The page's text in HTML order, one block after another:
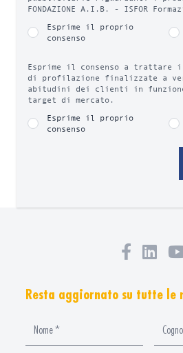
FONDAZIONE A.I.B. - ISFOR
Esprime il proprio
consenso
Esprime il consenso a
di profilazione finalizzate a
abitudini dei clienti in
target di mercato.
Esprime il proprio
consenso
Resta aggiornato su tutte le